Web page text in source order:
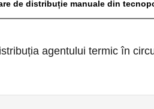
de distribuție manuale din
agentului termic în